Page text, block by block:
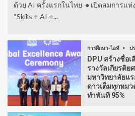
ด้วย AI ครั้งแรกในไทย ● เปิดสมการแ
“Skills + AI +...
การศึกษา-ไอที ป
DPU สร้างชื่อ
รางวัลเกียรติย
มหาวิทยาลัยแ
ดาวเต็มทุกหม
ทำทันที 95%